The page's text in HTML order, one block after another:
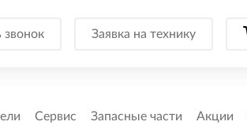
звонок Заявка на технику
Сервис Запасные части Акции